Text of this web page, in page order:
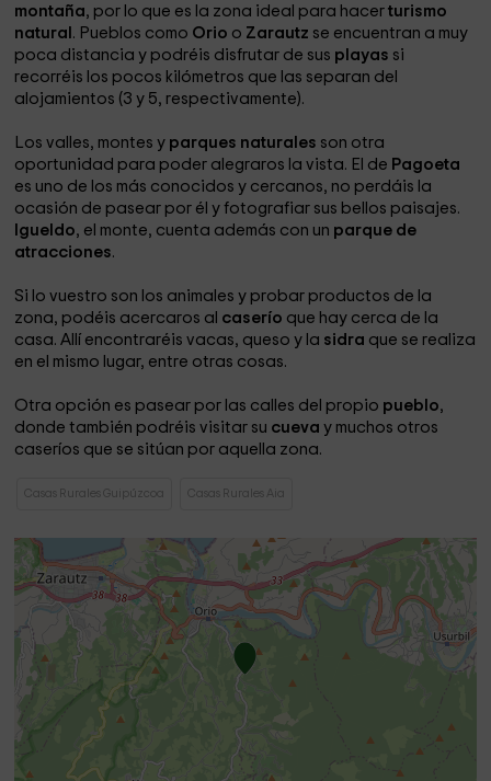
montaña, por lo que es la zona ideal para hacerturismo
natural . Pueblos como Orio o Zarautz se encuentran a muy
poca distancia y podréis disfrutar de sus playas si
recorréis los pocos kilómetros que las separan del
alojamientos (3 y 5, respectivamente).
Los valles, montes y parques naturales son otra
oportunidad para poder alegraros la vista. El de Pagoeta
es uno de los más conocidos y cercanos, no perdáis la
ocasión de pasear por él y fotografiar sus bellos paisajes.
Igueldo, el monte, cuenta además con un parque de
atracciones.
Si lo vuestro son los animales y probar productos de la
zona, podéis acercaros al caserío que hay cerca de la
casa. Allí encontraréis vacas, queso y la sidra que se realiza
en el mismo lugar, entre otras cosas.
Otra opción es pasear por las calles del propio pueblo,
donde también podréis visitar su cuevay muchos otros
caseríos que se sitúan por aquella zona.
Casas Rurales Guipúzcoa Casas Rurales Aia